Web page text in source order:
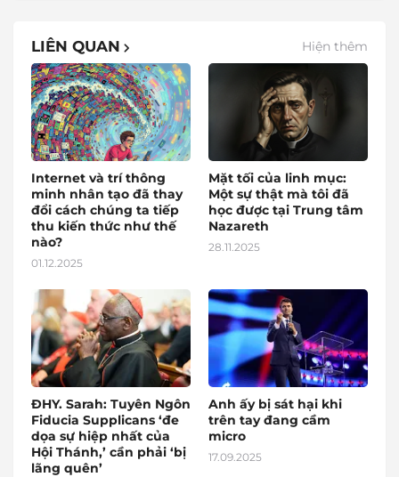
LIÊN QUAN Hiện thêm
Internet và trí thông
minh nhân tạo đã thay
đổi cách chúng ta tiếp
thu kiến thức như thế
nào?
01.12.2025
Mặt tối của linh mục:
Một sự thật mà tôi đã
học được tại Trung tâm
Nazareth
28.11.2025
ĐHY. Sarah: Tuyên Ngôn
Fiducia Supplicans ‘đe
dọa sự hiệp nhất của
Hội Thánh,’ cần phải ‘bị
lãng quên’
Anh ấy bị sát hại khi
trên tay đang cầm
micro
17.09.2025